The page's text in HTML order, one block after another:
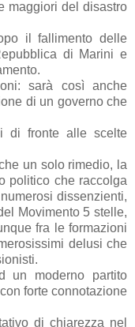
maggiori del disastro
il fallimento delle
di Marini e
sarà così anche
di un governo che
di fronte alle scelte
un solo rimedio, la
politico che raccolga
dissenzienti,
Movimento 5 stelle,
fra le formazioni
delusi che
un moderno partito
forte connotazione
di chiarezza nel